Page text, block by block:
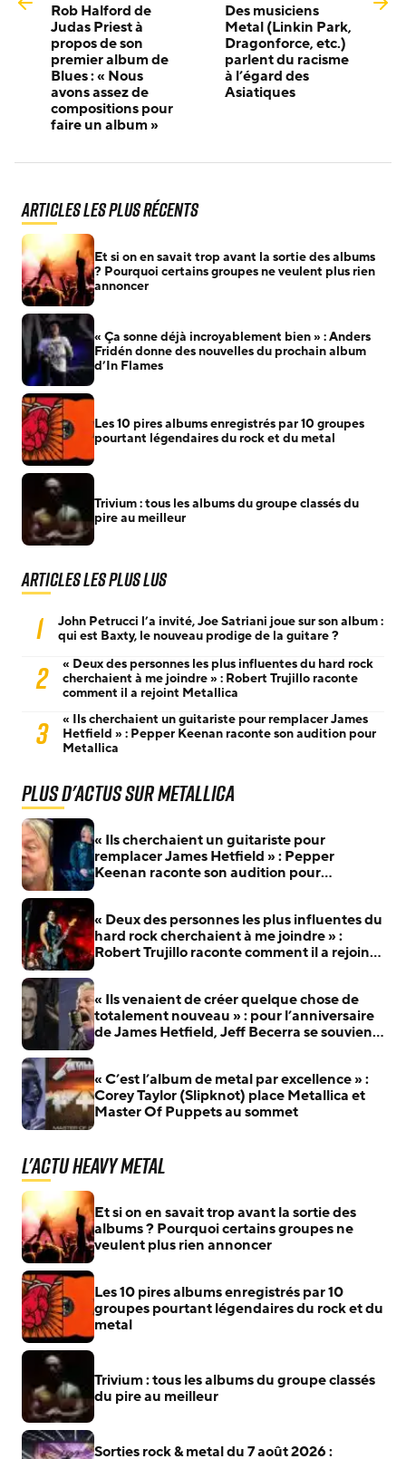
Rob Halford de
Judas Priest à
propos de son
premier album de
Blues : « Nous
avons assez de
compositions pour
faire un album »
Des musiciens
Metal (Linkin Park,
Dragonforce, etc.)
parlent du racisme
à l’égard des
Asiatiques
Articles les plus récents
Et si on en savait trop avant la sortie des albums
? Pourquoi certains groupes ne veulent plus rien
annoncer
« Ça sonne déjà incroyablement bien » : Anders
Fridén donne des nouvelles du prochain album
d’In Flames
Les 10 pires albums enregistrés par 10 groupes
pourtant légendaires du rock et du metal
Trivium : tous les albums du groupe classés du
pire au meilleur
Articles les plus lus
1
John Petrucci l’a invité, Joe Satriani joue sur son album :
qui est Baxty, le nouveau prodige de la guitare ?
2
« Deux des personnes les plus influentes du hard rock
cherchaient à me joindre » : Robert Trujillo raconte
comment il a rejoint Metallica
3
« Ils cherchaient un guitariste pour remplacer James
Hetfield » : Pepper Keenan raconte son audition pour
Metallica
Plus d'actus sur Metallica
« Ils cherchaient un guitariste pour
remplacer James Hetfield » : Pepper
Keenan raconte son audition pour
« Deux des personnes les plus influentes du
hard rock cherchaient à me joindre » :
Robert Trujillo raconte comment il a rejoint
« Ils venaient de créer quelque chose de
totalement nouveau » : pour l’anniversaire
de James Hetfield, Jeff Becerra se souvient
« C’est l’album de metal par excellence » :
Corey Taylor (Slipknot) place Metallica et
Master Of Puppets au sommet
L'actu Heavy Metal
Et si on en savait trop avant la sortie des
albums ? Pourquoi certains groupes ne
veulent plus rien annoncer
Les 10 pires albums enregistrés par 10
groupes pourtant légendaires du rock et du
metal
Trivium : tous les albums du groupe classés
du pire au meilleur
Sorties rock & metal du 7 août 2026 :